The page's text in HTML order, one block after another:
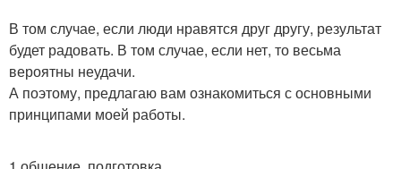
В том случае, если люди нравятся друг другу, результат
будет радовать. В том случае, если нет, то весьма
вероятны неудачи.
А поэтому, предлагаю вам ознакомиться с основными
принципами моей работы.